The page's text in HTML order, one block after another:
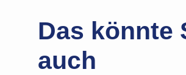
Das könnte
auch